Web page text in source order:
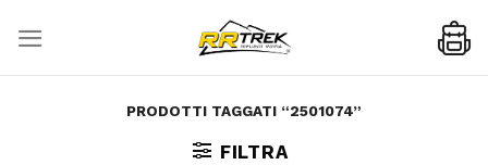
content
PRODOTTI TAGGATI “2501074”
FILTRA